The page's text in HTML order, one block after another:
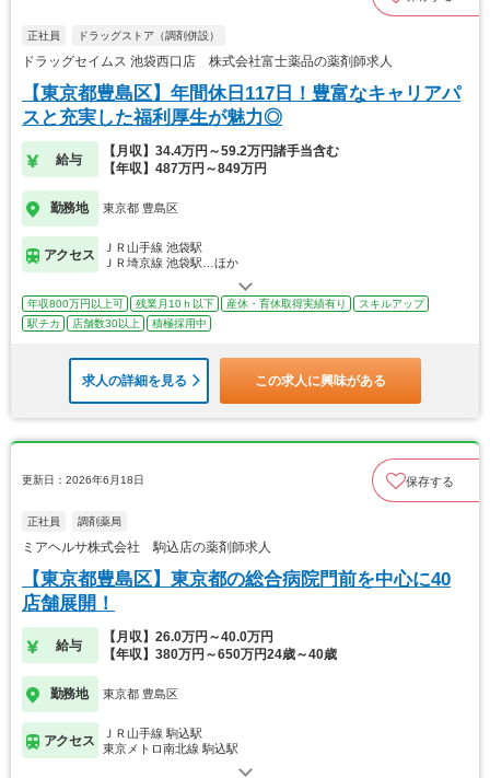
正社員 ドラッグストア（調剤併設）
ドラッグセイムス 池袋西口店 株式会社富士薬品の薬剤師求人
【東京都豊島区】年間休日117日！豊富なキャリアパ
スと充実した福利厚生が魅力◎
給与
【月収】34.4万円～59.2万円諸手当含む
【年収】487万円～849万円
勤務地 東京都 豊島区
アクセス
ＪＲ山手線 池袋駅
ＪＲ埼京線 池袋駅…ほか
年収800万円以上可 残業月10ｈ以下 産休・育休取得実績有り
スキルアップ
駅チカ
店舗数30以上 積極採用中
求人の詳細を見る この求人に興味がある
更新日：2026年6月18日 保存する
正社員 調剤薬局
ミアヘルサ株式会社 駒込店の薬剤師求人
【東京都豊島区】東京都の総合病院門前を中心に40
店舗展開！
給与
【月収】26.0万円～40.0万円
【年収】380万円～650万円24歳～40歳
勤務地 東京都 豊島区
アクセス
ＪＲ山手線 駒込駅
東京メトロ南北線 駒込駅